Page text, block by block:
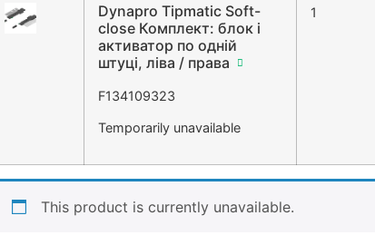
Dynapro Tipmatic Soft-
close Комплект: блок і
активатор по одній
штуці, ліва / права
F134109323
Temporarily unavailable
1
This product is currently unavailable.